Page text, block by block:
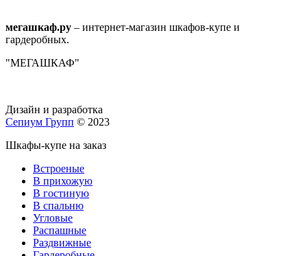
мегашкаф.ру – интернет-магазин шкафов-купе и
гардеробных.
"МЕГАШКАФ"
Дизайн и разработка
Сепиум Групп © 2023
Шкафы-купе на заказ
Встроеные
В прихожую
В гостиную
В спальню
Угловые
Распашные
Раздвижные